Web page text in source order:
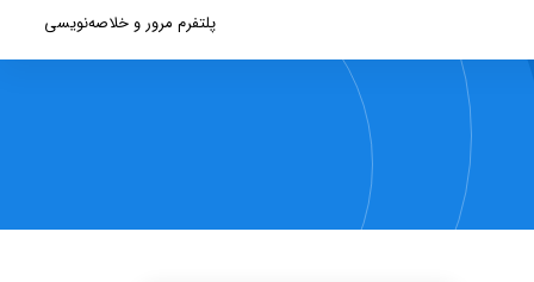
پلتفرم مرور و خلاصه‌نویسی